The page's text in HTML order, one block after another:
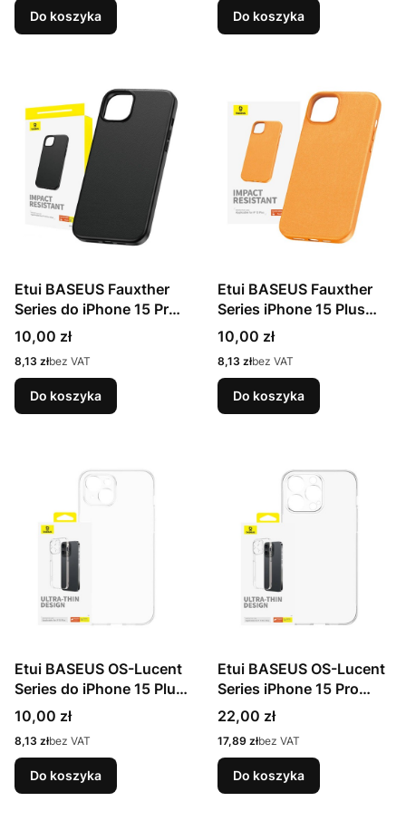
Do koszyka Do koszyka
Etui BASEUS Fauxther
Series do iPhone 15 Pro
Max (czarne)
Cena
10,00 zł
Cena
8,13 złbez VAT
Do koszyka
Etui BASEUS Fauxther
Series iPhone 15 Plus
(pomarańczowe)
Cena
10,00 zł
Cena
8,13 złbez VAT
Do koszyka
Etui BASEUS OS-Lucent
Series do iPhone 15 Plus
(przezroczyste)
Cena
10,00 zł
Cena
8,13 złbez VAT
Do koszyka
Etui BASEUS OS-Lucent
Series iPhone 15 Pro
Max (przezroczyste)
Cena
22,00 zł
Cena
17,89 złbez VAT
Do koszyka